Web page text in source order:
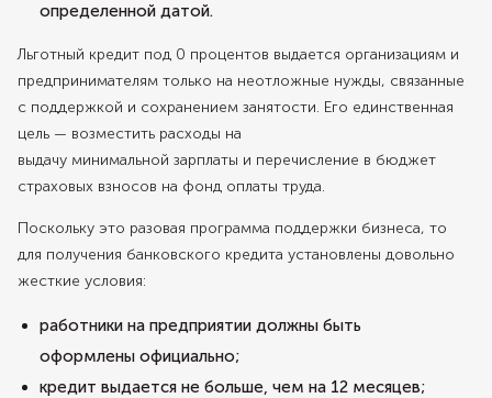
определенной датой.
Льготный кредит под 0 процентов выдается организациям и
предпринимателям только на неотложные нужды, связанные
с поддержкой и сохранением занятости. Его единственная
цель — возместить расходы на
выдачу минимальной зарплаты и перечисление в бюджет
страховых взносов на фонд оплаты труда.
Поскольку это разовая программа поддержки бизнеса, то
для получения банковского кредита установлены довольно
жесткие условия:
работники на предприятии должны быть
оформлены официально;
кредит выдается не больше, чем на 12 месяцев;